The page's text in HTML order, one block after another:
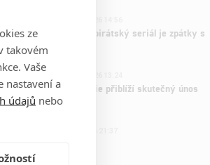
One Piece: Oblíbený pirátský seriál je zpátky s
novými epizodami
2
Nová dramatická série přiblíží skutečný únos
letadla teroristy
ze
takovém
Vaše
nastavení a
údajů nebo